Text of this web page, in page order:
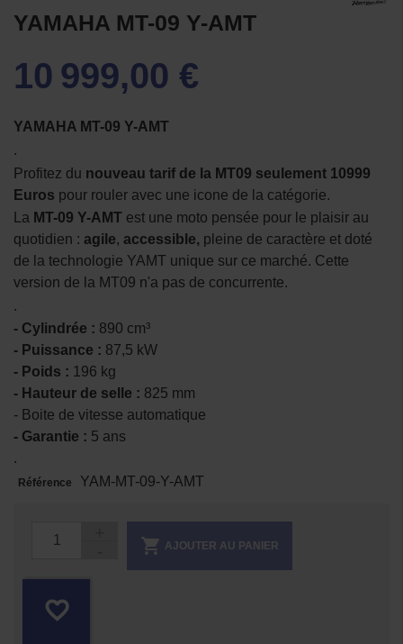
YAMAHA MT-09 Y-AMT
10 999,00 €
YAMAHA MT-09 Y-AMT
.
Profitez du nouveau tarif de la MT09 seulement 10999
Euros pour rouler avec une icone de la catégorie.
La MT-09 Y-AMT est une moto pensée pour le plaisir au
quotidien : agile, accessible, pleine de caractère et doté
de la technologie YAMT unique sur ce marché. Cette
version de la MT09 n'a pas de concurrente.
.
- Cylindrée : 890 cm³
- Puissance : 87,5 kW
- Poids : 196 kg
- Hauteur de selle : 825 mm
- Boite de vitesse automatique
- Garantie : 5 ans
.
Référence YAM-MT-09-Y-AMT
 AJOUTER AU PANIER
favorite_border